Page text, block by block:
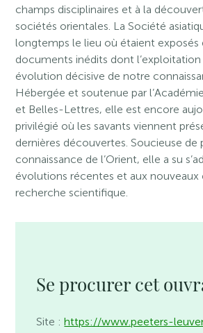
champs disciplinaires et à la
sociétés orientales. La Société
longtemps le lieu où étaient exposés
documents inédits dont
évolution décisive de notre
Hébergée et soutenue par
et Belles-Lettres, elle est encore
privilégié où les savants viennent
dernières découvertes. Soucieuse de
connaissance de l’Orient, elle a su
évolutions récentes et aux nouveaux
recherche scientifique.
Se procurer cet
Site :https://www.peeters-